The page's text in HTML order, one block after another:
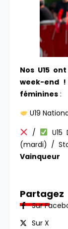
Nos U15
week-end
féminines :
U19
/
(mardi) /
Vainqueur
Partagez
Sur
Sur X